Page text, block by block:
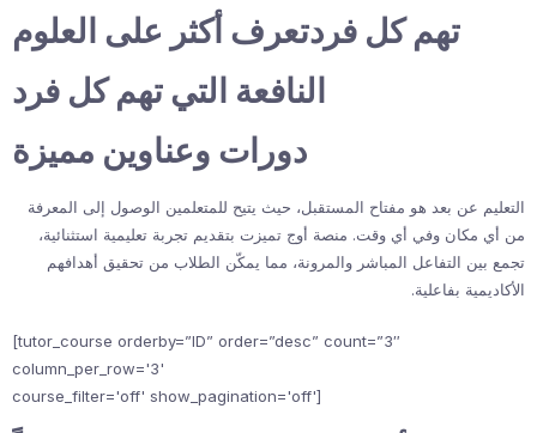
تهم كل فردتعرف أكثر على العلوم
النافعة التي تهم كل فرد
دورات وعناوين مميزة
التعليم عن بعد هو مفتاح المستقبل، حيث يتيح للمتعلمين الوصول إلى المعرفة
من أي مكان وفي أي وقت. منصة أوج تميزت بتقديم تجربة تعليمية استثنائية،
تجمع بين التفاعل المباشر والمرونة، مما يمكّن الطلاب من تحقيق أهدافهم
الأكاديمية بفاعلية.
[tutor_course orderby=”ID” order=”desc” count=”3″
column_per_row='3'
course_filter='off' show_pagination='off']